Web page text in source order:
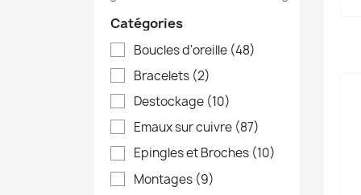
Catégories
Boucles d'oreille (48)
Bracelets (2)
Destockage (10)
Emaux sur cuivre (87)
Epingles et Broches (10)
Montages (9)